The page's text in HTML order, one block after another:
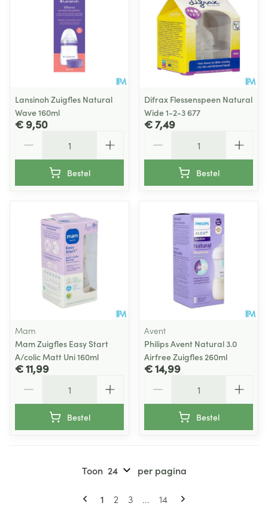
Lansinoh Zuigfles Natural
Wave 160ml
€ 9,50
Bestel
Difrax Flessenspeen Natural
Wide 1-2-3 677
€ 7,49
Bestel
Mam
Mam Zuigfles Easy Start
A/colic Matt Uni 160ml
€ 11,99
Bestel
Avent
Philips Avent Natural 3.0
Airfree Zuigfles 260ml
€ 14,99
Bestel
Pagina's
U lees momenteel pagina
1 Pagina
2 Pagina
3 ... Pagina
14
Toon per pagina